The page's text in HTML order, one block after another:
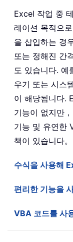
Excel 작업 중
레이션 목적으
을 삽입하는 경
또는 정해진 간
도 있습니다. 예
우기 또는 시스
이 해당됩니다.
기능이 없지만
기능 및 유연한
책이 있습니다。
수식을 사용해
편리한 기능을
VBA 코드를 사